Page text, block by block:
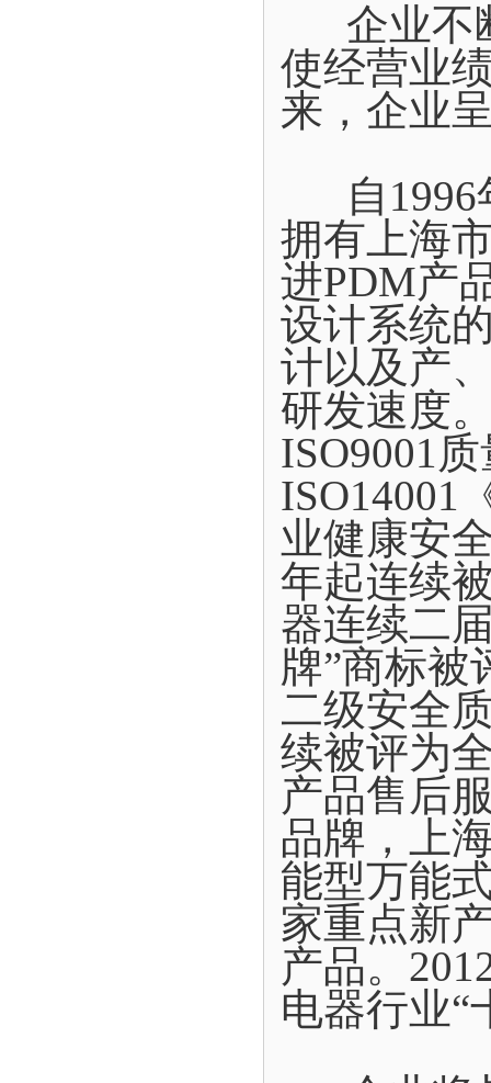
企业不
使经营业
来，企业
自1996
拥有上海
进PDM产
设计系统
计以及产
研发速度
ISO9001
ISO14001
业健康安
年起连续
器连续二
牌”商标被
二级安全
续被评为
产品售后
品牌，上
能型万能
家重点新
产品。
电器行业“